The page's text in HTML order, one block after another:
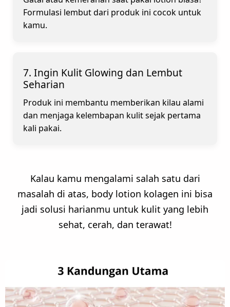
Formulasi lembut dari produk ini cocok untuk
kamu.
7. Ingin Kulit Glowing dan Lembut
Seharian
Produk ini membantu memberikan kilau alami
dan menjaga kelembapan kulit sejak pertama
kali pakai.
Kalau kamu mengalami salah satu dari
masalah di atas, body lotion kolagen ini bisa
jadi solusi harianmu untuk kulit yang lebih
sehat, cerah, dan terawat!